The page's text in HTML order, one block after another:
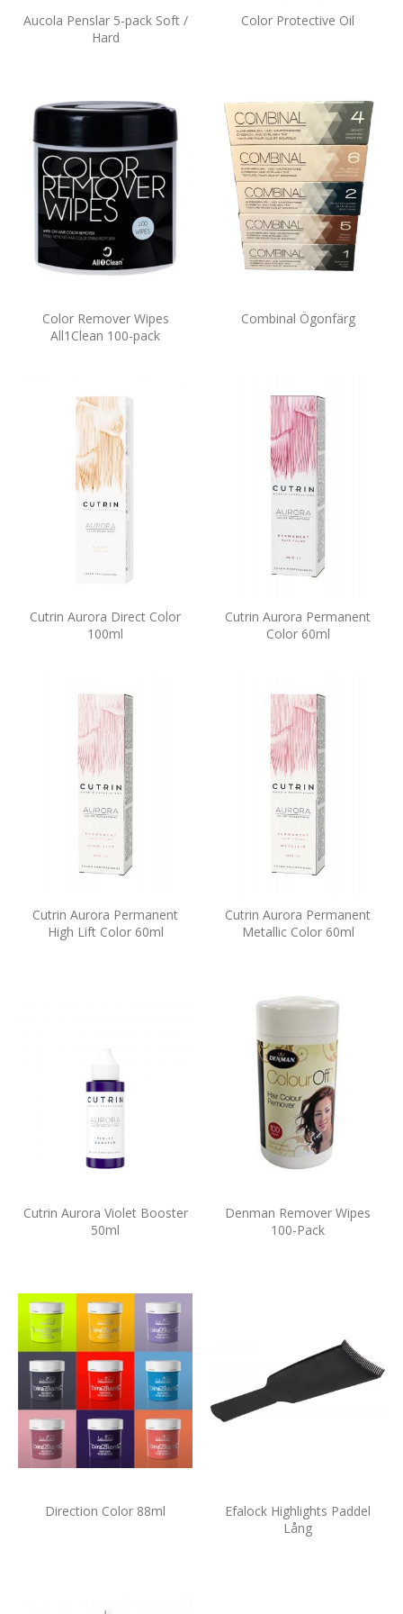
Aucola Penslar 5-pack Soft /
Hard
Color Protective Oil
Color Remover Wipes
All1Clean 100-pack
Combinal Ögonfärg
Cutrin Aurora Direct Color
100ml
Cutrin Aurora Permanent
Color 60ml
Cutrin Aurora Permanent
High Lift Color 60ml
Cutrin Aurora Permanent
Metallic Color 60ml
Cutrin Aurora Violet Booster
50ml
Denman Remover Wipes
100-Pack
Direction Color 88ml
Efalock Highlights Paddel
Lång